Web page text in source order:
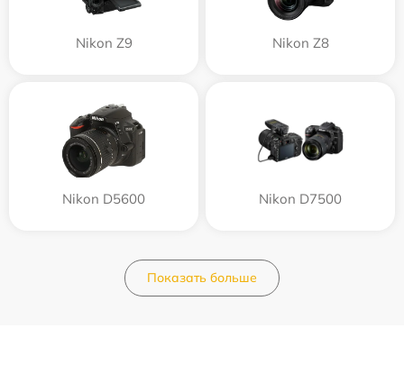
Nikon Z9 Nikon Z8
Nikon D5600 Nikon D7500
Показать больше